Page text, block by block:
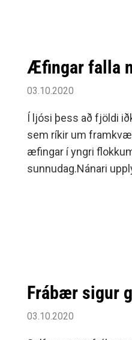
Æfingar falla
03.10.2020
Í ljósi þess að fjöldi
sem ríkir um
æfingar í yngri
sunnudag.Nánari
Frábær sigur
03.10.2020